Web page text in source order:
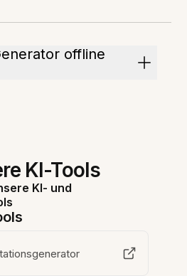
offline
KI-Tools
KI- und